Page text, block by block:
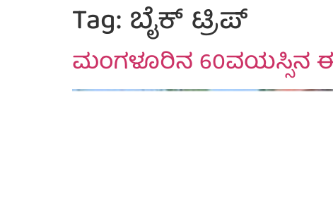
Tag: ಬೈಕ್ ಟ್ರಿಪ್
ಮಂಗಳೂರಿನ 60ವಯಸ್ಸಿನ ಈ